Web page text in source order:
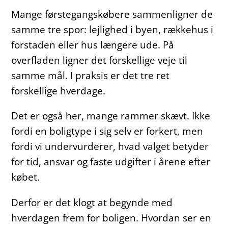
Mange førstegangskøbere sammenligner de
samme tre spor: lejlighed i byen, rækkehus i
forstaden eller hus længere ude. På
overfladen ligner det forskellige veje til
samme mål. I praksis er det tre ret
forskellige hverdage.
Det er også her, mange rammer skævt. Ikke
fordi en boligtype i sig selv er forkert, men
fordi vi undervurderer, hvad valget betyder
for tid, ansvar og faste udgifter i årene efter
købet.
Derfor er det klogt at begynde med
hverdagen frem for boligen. Hvordan ser en